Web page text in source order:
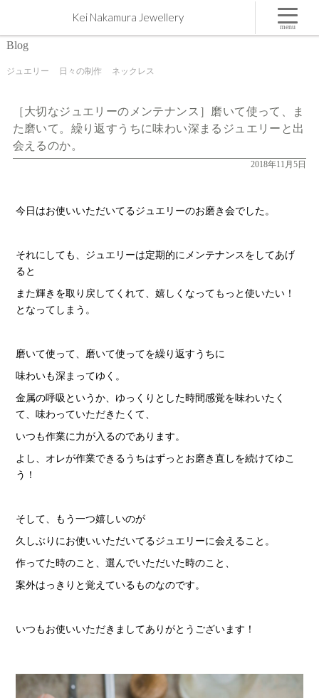
［大切なジュエリーのメンテナンス］磨いて使って、また磨いて。繰り返すうちに味わい深まる
ジュエリーと出会えるのか。 | 屋久島,ジュエリー,オーダーメイドのマリッジリング（結婚・婚約
Kei Nakamura Jewellery
Blog
ジュエリー 日々の制作 ネックレス
［大切なジュエリーのメンテナンス］磨いて使って、ま
た磨いて。繰り返すうちに味わい深まるジュエリーと出
会えるのか。
2018年11月5日
今日はお使いいただいてるジュエリーのお磨き会でした。
それにしても、ジュエリーは定期的にメンテナンスをしてあげ
ると
また輝きを取り戻してくれて、嬉しくなってもっと使いたい！
となってしまう。
磨いて使って、磨いて使ってを繰り返すうちに
味わいも深まってゆく。
金属の呼吸というか、ゆっくりとした時間感覚を味わいたく
て、味わっていただきたくて、
いつも作業に力が入るのであります。
よし、オレが作業できるうちはずっとお磨き直しを続けてゆこ
う！
そして、もう一つ嬉しいのが
久しぶりにお使いいただいてるジュエリーに会えること。
作ってた時のこと、選んでいただいた時のこと、
案外はっきりと覚えているものなのです。
いつもお使いいただきましてありがとうございます！
menu